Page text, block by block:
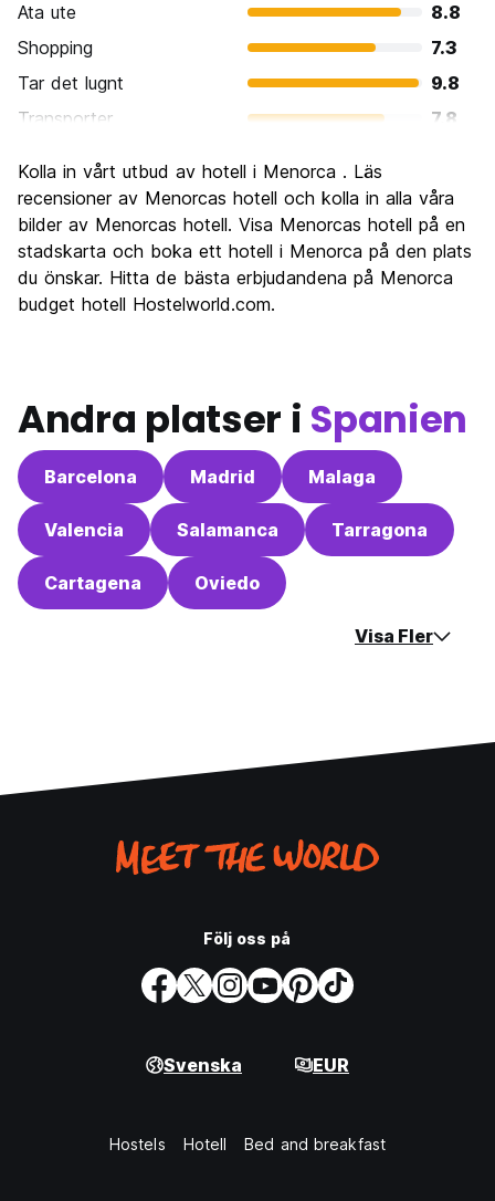
Ata ute
8.8
Shopping
7.3
Tar det lugnt
9.8
Transporter
7.8
Kultur
8.4
Festa
6.8
Värde för pengarna
8.5
Kolla in vårt utbud av hotell i Menorca . Läs
recensioner av Menorcas hotell och kolla in alla våra
bilder av Menorcas hotell. Visa Menorcas hotell på en
stadskarta och boka ett hotell i Menorca på den plats
du önskar. Hitta de bästa erbjudandena på Menorca
budget hotell Hostelworld.com.
Andra platser i Spanien
Barcelona Madrid Malaga
Valencia Salamanca Tarragona
Cartagena Oviedo
Visa Fler
Följ oss på
Svenska EUR
Hostels Hotell Bed and breakfast